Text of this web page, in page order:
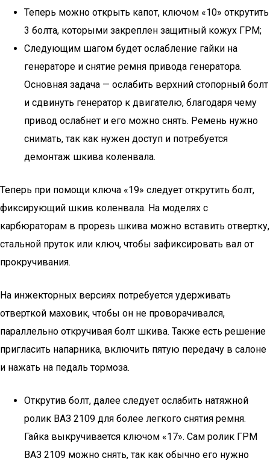
Теперь можно открыть капот, ключом «10» открутить
3 болта, которыми закреплен защитный кожух ГРМ;
Следующим шагом будет ослабление гайки на
генераторе и снятие ремня привода генератора.
Основная задача — ослабить верхний стопорный болт
и сдвинуть генератор к двигателю, благодаря чему
привод ослабнет и его можно снять. Ремень нужно
снимать, так как нужен доступ и потребуется
демонтаж шкива коленвала.
Теперь при помощи ключа «19» следует открутить болт,
фиксирующий шкив коленвала. На моделях с
карбюраторам в прорезь шкива можно вставить отвертку,
стальной пруток или ключ, чтобы зафиксировать вал от
прокручивания.
На инжекторных версиях потребуется удерживать
отверткой маховик, чтобы он не проворачивался,
параллельно откручивая болт шкива. Также есть решение
пригласить напарника, включить пятую передачу в салоне
и нажать на педаль тормоза.
Открутив болт, далее следует ослабить натяжной
ролик ВАЗ 2109 для более легкого снятия ремня.
Гайка выкручивается ключом «17». Сам ролик ГРМ
ВАЗ 2109 можно снять, так как обычно его нужно